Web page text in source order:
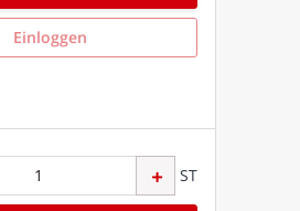
Einloggen
ST